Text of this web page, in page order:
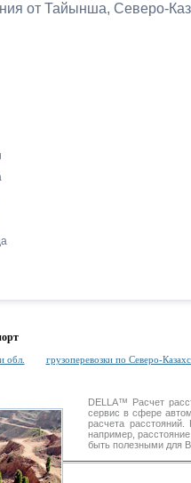
от Тайынша, Северо-
обл. грузоперевозки по Северо-
DELLA™ Расчет
сервис в сфере
расчета
например,
быть полезными для